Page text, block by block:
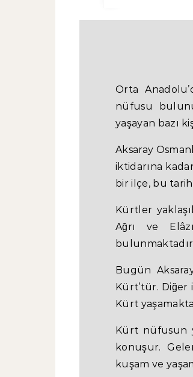
Orta
nüfusu
yaşayan bazı
Aksaray
iktidarına
bir ilçe, bu
Kürtler
Ağrı ve
Bugün
Kürt’tür.
Kürt
Kürt nüfusun
konuşur.
kuşam ve